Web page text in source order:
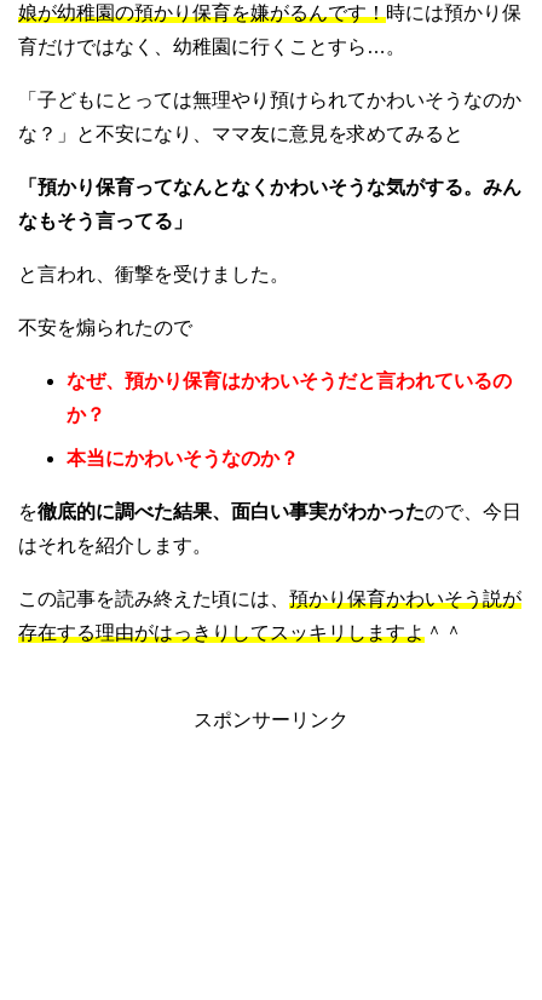
娘が幼稚園の預かり保育を嫌がるんです！時には預かり保
育だけではなく、幼稚園に行くことすら … 。
「子どもにとっては無理やり預けられてかわいそうなのか
な？」と不安になり、ママ友に意見を求めてみると
「預かり保育ってなんとなくかわいそうな気がする。みん
なもそう言ってる」
と言われ、衝撃を受けました。
不安を煽られたので
なぜ、預かり保育はかわいそうだと言われているの
か？
本当にかわいそうなのか？
を徹底的に調べた結果、面白い事実がわかったので、今日
はそれを紹介します。
この記事を読み終えた頃には、 預かり保育かわいそう説が
存在する理由がはっきりしてスッキリしますよ ＾＾
スポンサーリンク